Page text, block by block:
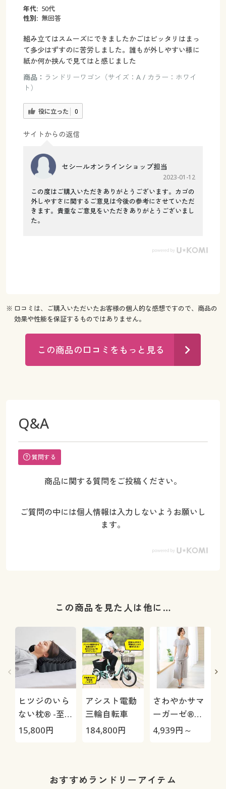
年代: 50代
性別: 無回答
組み立てはスムーズにできましたかごはピッタリはまっ
て多少はずすのに苦労しました。誰もが外しやすい様に
紙か何か挟んで見てはと感じました
商品： ランドリーワゴン（サイズ：A / カラー：ホワイ
ト）
役に立った 0
サイトからの返信
セシールオンラインショップ担当
2023-01-12
この度はご購入いただきありがとうございます。カゴの
外しやすさに関するご意見は今後の参考にさせていただ
きます。貴重なご意見をいただきありがとうございまし
た。
※ 口コミは、ご購入いただいたお客様の個人的な感想ですので、商品の
効果や性能を保証するものではありません。
この商品の口コミをもっと見る
Q&A
質問する
商品に関する質問をご投稿ください。
ご質問の中には個人情報は入力しないようお願いし
ます。
この商品を見た人は他に…
ヒツジのいら
ない枕® -至
極-
15,800円
アシスト電動
三輪自転車
184,800円
さわやかサマ
ーガーゼ®か
ぶりパジャマ/
4,939円～
おすすめランドリーアイテム